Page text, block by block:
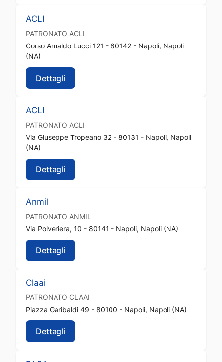
ACLI
PATRONATO ACLI
Corso Arnaldo Lucci 121 - 80142 - Napoli, Napoli
(NA)
Dettagli
ACLI
PATRONATO ACLI
Via Giuseppe Tropeano 32 - 80131 - Napoli, Napoli
(NA)
Dettagli
Anmil
PATRONATO ANMIL
Via Polveriera, 10 - 80141 - Napoli, Napoli (NA)
Dettagli
Claai
PATRONATO CLAAI
Piazza Garibaldi 49 - 80100 - Napoli, Napoli (NA)
Dettagli